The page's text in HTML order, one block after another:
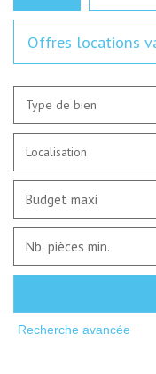
Offres locations
Type de bien
Localisation
Recherche avancée